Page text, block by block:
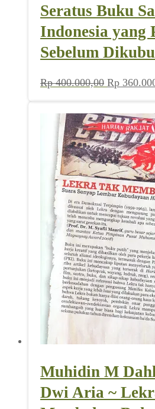
Seratus Buku
Indonesia yang
Sebelum
Rp400.000,00 Harga
Rp
Rp
Muhidin M
Dwi Aria ~